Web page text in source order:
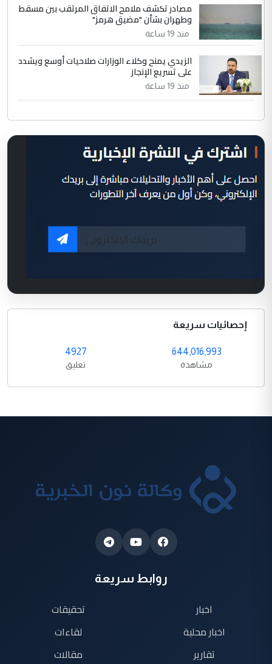
مصادر تكشف ملامح الاتفاق المرتقب بين مسقط
وطهران بشأن "مضيق هرمز"
منذ 19 ساعة
الزيدي يمنح وكلاء الوزارات صلاحيات أوسع ويشدد
على تسريع الإنجاز
منذ 19 ساعة
إحصائيات سريعة
644,016,993
مشاهدة
4927
تعليق
روابط سريعة
اخبار
اخبار محلية
تقارير
تحقيقات
لقاءات
مقالات